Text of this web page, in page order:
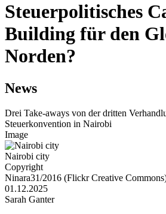
Steuerpolitisches
Building für den
Norden?
News
Drei Take-aways von der dritten
Steuerkonvention in Nairobi
Image
Nairobi city
Copyright
Ninara31/2016 (Flickr Creative
01.12.2025
Sarah Ganter